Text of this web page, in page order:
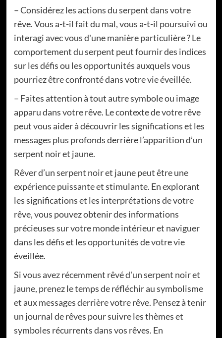
– Considérez les actions du serpent dans votre
rêve. Vous a-t-il fait du mal, vous a-t-il poursuivi ou
interagi avec vous d'une manière particulière ? Le
comportement du serpent peut fournir des indices
sur les défis ou les opportunités auxquels vous
pourriez être confronté dans votre vie éveillée.
– Faites attention à tout autre symbole ou image
apparu dans votre rêve. Le contexte de votre rêve
peut vous aider à découvrir les significations et les
messages plus profonds derrière l’apparition d’un
serpent noir et jaune.
Rêver d’un serpent noir et jaune peut être une
expérience puissante et stimulante. En explorant
les significations et les interprétations de votre
rêve, vous pouvez obtenir des informations
précieuses sur votre monde intérieur et naviguer
dans les défis et les opportunités de votre vie
éveillée.
Si vous avez récemment rêvé d'un serpent noir et
jaune, prenez le temps de réfléchir au symbolisme
et aux messages derrière votre rêve. Pensez à tenir
un journal de rêves pour suivre les thèmes et
symboles récurrents dans vos rêves. En